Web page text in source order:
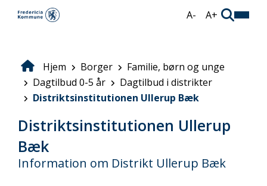
A- A+
Brødkrumme
Hjem Borger
Familie, børn og unge
Dagtilbud 0-5 år
Dagtilbud i distrikter
Distriktsinstitutionen Ullerup Bæk
Distriktsinstitutionen Ullerup
Bæk
Information om Distrikt Ullerup Bæk